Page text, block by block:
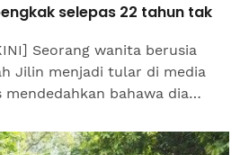
selepas 22 tahun tak
Seorang wanita berusia
Jilin menjadi tular di media
mendedahkan bahawa dia